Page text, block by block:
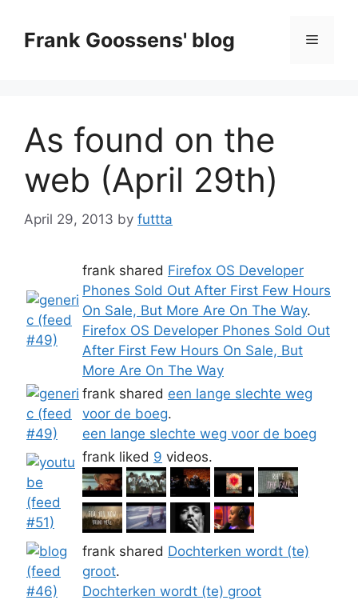
contentFrank Goossens' blog Menu
As found on the
web (April 29th)
April 29, 2013 by futtta
frank shared Firefox OS Developer
Phones Sold Out After First Few Hours
On Sale, But More Are On The Way.
Firefox OS Developer Phones Sold Out
After First Few Hours On Sale, But
More Are On The Way
frank shared een lange slechte weg
voor de boeg.
een lange slechte weg voor de boeg
frank liked 9 videos.
frank shared Dochterken wordt (te)
groot.
Dochterken wordt (te) groot